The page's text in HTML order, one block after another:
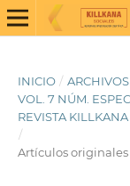
INICIO / ARCHIVOS
VOL. 7 NÚM.
REVISTA
/
Artículos